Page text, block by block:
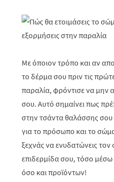
Με όποιον τρόπο και αν
το δέρμα σου πριν τις
παραλία, φρόντισε να μην
σου. Αυτό σημαίνει πως
στην τσάντα θαλάσσης
για το πρόσωπο και το
ξεχνάς να ενυδατώνεις τον
επιδερμίδα σου, τόσο
όσο και προϊόντων!